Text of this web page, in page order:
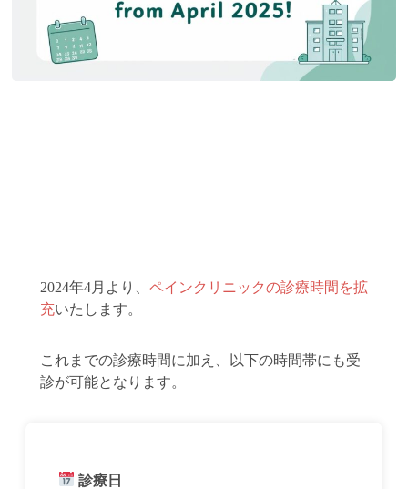
2024年4月より、 ペインクリニックの診療時間を拡
充いたします。
これまでの診療時間に加え、以下の時間帯にも受
診が可能となります。
診療日